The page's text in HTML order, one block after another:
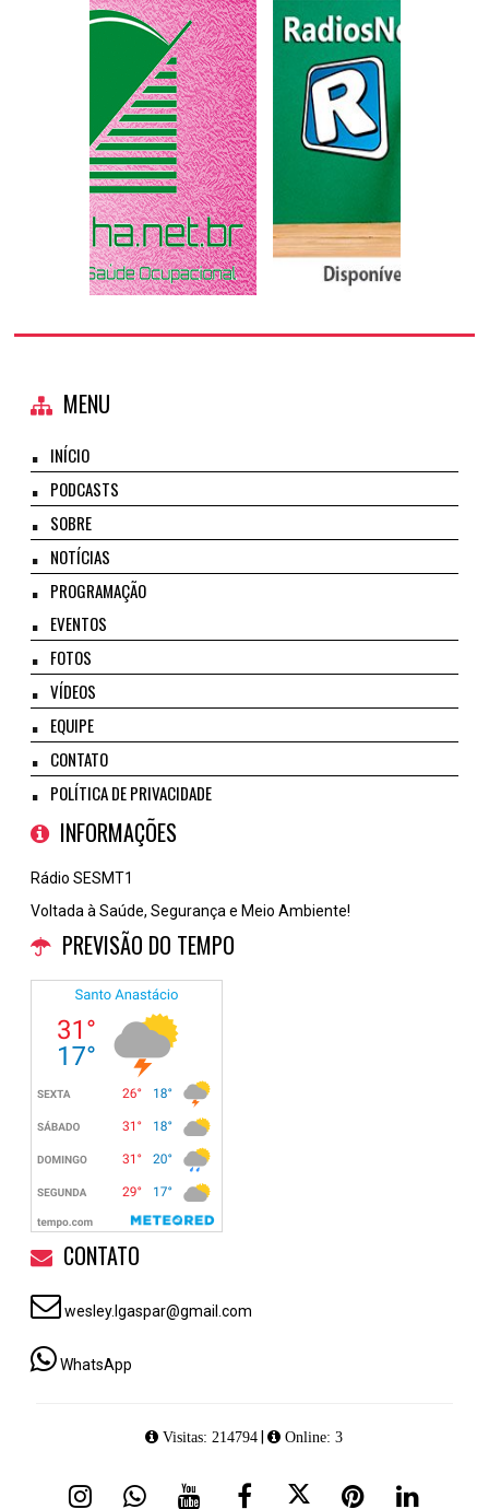
MENU
INÍCIO
PODCASTS
SOBRE
NOTÍCIAS
PROGRAMAÇÃO
EVENTOS
FOTOS
VÍDEOS
EQUIPE
CONTATO
POLÍTICA DE PRIVACIDADE
INFORMAÇÕES
Rádio SESMT1
Voltada à Saúde, Segurança e Meio Ambiente!
PREVISÃO DO TEMPO
CONTATO
wesley.lgaspar@gmail.com
WhatsApp
Visitas: 214794 | Online: 3